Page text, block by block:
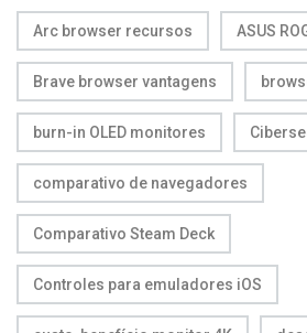
Arc browser recursos ASUS
Brave browser vantagens
burn-in OLED monitores
comparativo de navegadores
Comparativo Steam Deck
Controles para emuladores iOS